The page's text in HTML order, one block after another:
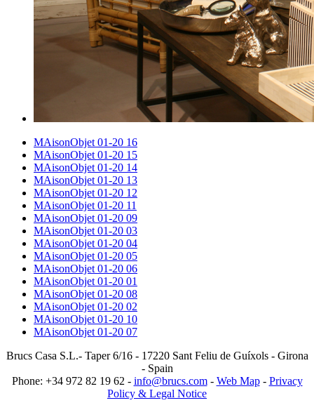
MAisonObjet 01-20 16
MAisonObjet 01-20 15
MAisonObjet 01-20 14
MAisonObjet 01-20 13
MAisonObjet 01-20 12
MAisonObjet 01-20 11
MAisonObjet 01-20 09
MAisonObjet 01-20 03
MAisonObjet 01-20 04
MAisonObjet 01-20 05
MAisonObjet 01-20 06
MAisonObjet 01-20 01
MAisonObjet 01-20 08
MAisonObjet 01-20 02
MAisonObjet 01-20 10
MAisonObjet 01-20 07
Brucs Casa S.L.- Taper 6/16 - 17220 Sant Feliu de Guíxols - Girona
- Spain
Phone: +34 972 82 19 62 - info@brucs.com- Web Map- Privacy
Policy & Legal Notice